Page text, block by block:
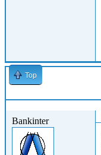
Top
Bankinter